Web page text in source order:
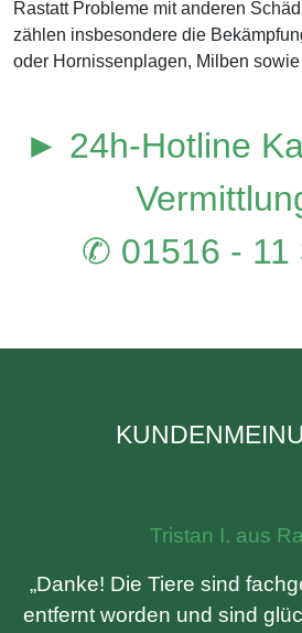
Rastatt Probleme mit anderen
zählen insbesondere die
oder Hornissenplagen, Milben
► 24h-Hotline
✆ 01516 - 11
Tristan I. aus
„Danke! Die Tiere sind
entfernt worden und sind